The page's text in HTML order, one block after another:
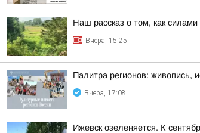
Наш рассказ о том, как
Вчера, 15:25
Палитра регионов: живопись,
Вчера, 17:08
Ижевск озеленяется. К